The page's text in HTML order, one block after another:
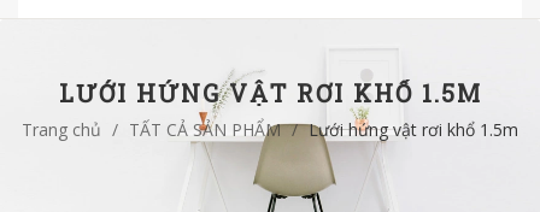
LƯỚI HỨNG VẬT RƠI KHỔ 1.5M
Trang chủ / TẤT CẢ SẢN PHẨM / Lưới hứng vật rơi khổ 1.5m